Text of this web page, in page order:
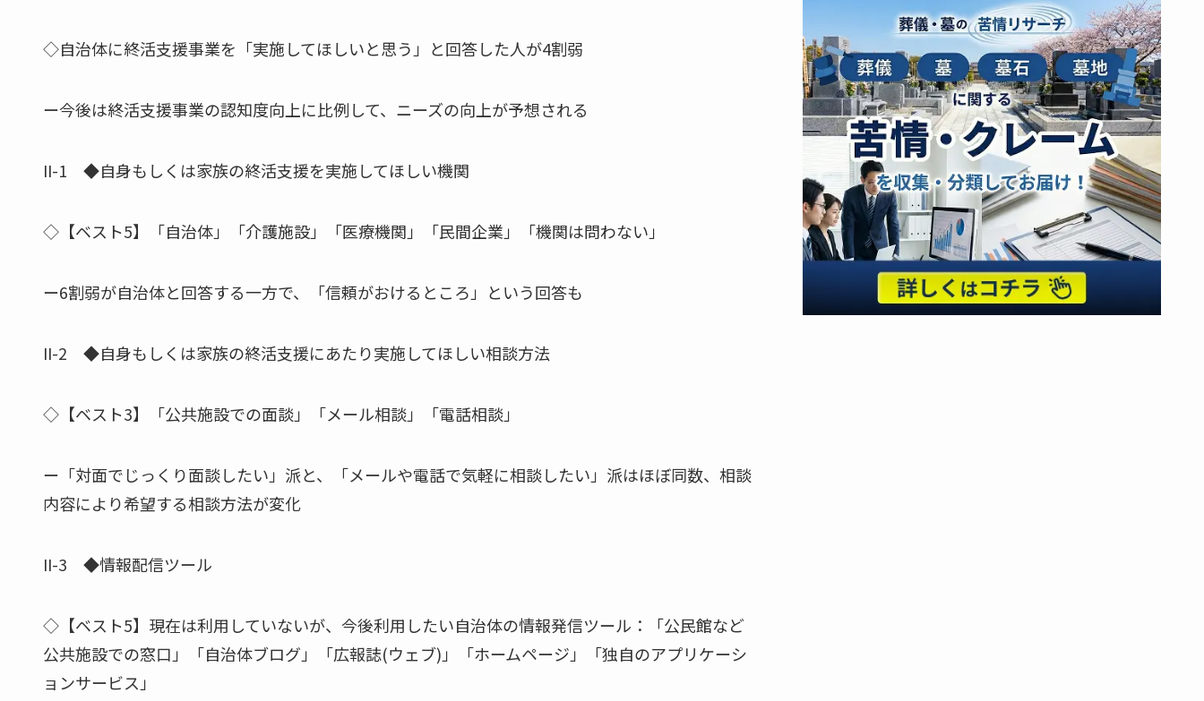
◇自治体に終活支援事業を「実施してほしいと思う」と回答した人が4割弱
ー今後は終活支援事業の認知度向上に比例して、ニーズの向上が予想される
II-1 ◆自身もしくは家族の終活支援を実施してほしい機関
◇【ベスト5】「自治体」「介護施設」「医療機関」「民間企業」「機関は問わない」
ー6割弱が自治体と回答する一方で、「信頼がおけるところ」という回答も
II-2 ◆自身もしくは家族の終活支援にあたり実施してほしい相談方法
◇【ベスト3】「公共施設での面談」「メール相談」「電話相談」
ー「対面でじっくり面談したい」派と、「メールや電話で気軽に相談したい」派はほぼ同数、相談
内容により希望する相談方法が変化
II-3 ◆情報配信ツール
◇【ベスト5】現在は利用していないが、今後利用したい自治体の情報発信ツール：「公民館など
公共施設での窓口」「自治体ブログ」「広報誌(ウェブ)」「ホームページ」「独自のアプリケーシ
ョンサービス」